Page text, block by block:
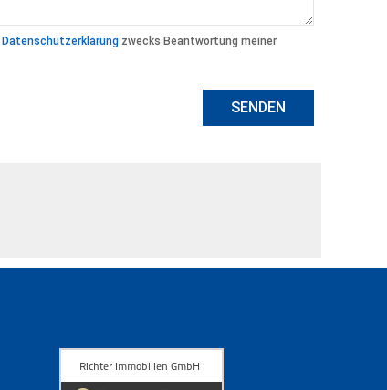
Datenschutzerklärung zwecks Beantwortung meiner
SENDEN